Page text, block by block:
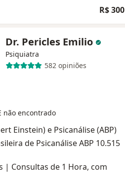
R$ 300
Dr. Pericles Emilio
Psiquiatra
582 opiniões
não encontrado
Einstein) e Psicanálise (ABP)
de Psicanálise ABP 10.515
| Consultas de 1 Hora, com